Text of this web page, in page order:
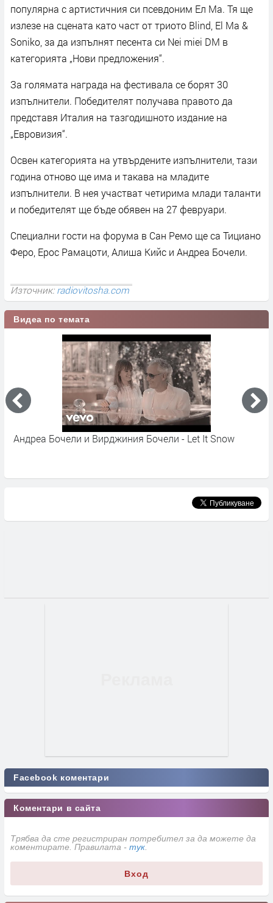
популярна с артистичния си псевдоним Ел Ма. Тя ще
излезе на сцената като част от триото Blind, El Ma &
Soniko, за да изпълнят песента си Nei miei DM в
категорията „Нови предложения“.
За голямата награда на фестивала се борят 30
изпълнители. Победителят получава правото да
представя Италия на тазгодишното издание на
„Евровизия“.
Освен категорията на утвърдените изпълнители, тази
година отново ще има и такава на младите
изпълнители. В нея участват четирима млади таланти
и победителят ще бъде обявен на 27 февруари.
Специални гости на форума в Сан Ремо ще са Тициано
Феро, Ерос Рамацоти, Алиша Кийс и Андреа Бочели.
Източник:radiovitosha.com
Видеа по темата
Андреа Бочели и Вирджиния Бочели - Let It Snow
Facebook коментари
Коментари в сайта
Трябва да сте регистриран потребител за да можете да
коментирате. Правилата - тук
Вход